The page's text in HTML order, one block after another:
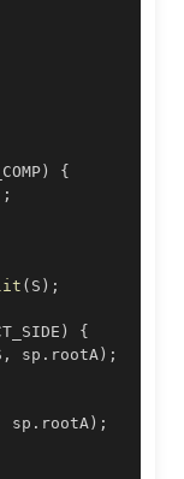
)
{
;
( S ) ;
)
{
, sp . rootA ) ;
sp . rootA ) ;